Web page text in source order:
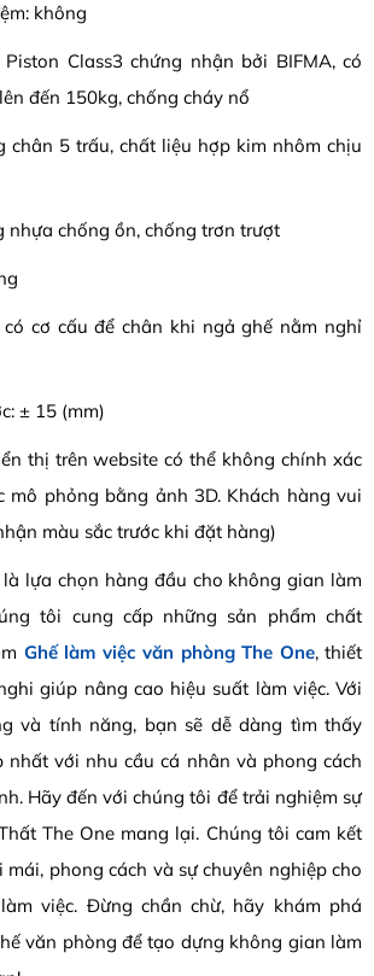
không
Class3 chứng nhận bởi BIFMA, có
đến 150kg, chống cháy nổ
chân 5 trấu, chất liệu hợp kim nhôm chịu
nhựa chống ồn, chống trơn trượt
có cơ cấu để chân khi ngả ghế nằm nghỉ
± 15 (mm)
thị trên website có thể không chính xác
mô phỏng bằng ảnh 3D. Khách hàng vui
màu sắc trước khi đặt hàng)
lựa chọn hàng đầu cho không gian làm
tôi cung cấp những sản phẩm chất
Ghế làm việc văn phòng The One, thiết
giúp nâng cao hiệu suất làm việc. Với
và tính năng, bạn sẽ dễ dàng tìm thấy
nhất với nhu cầu cá nhân và phong cách
Hãy đến với chúng tôi để trải nghiệm sự
The One mang lại. Chúng tôi cam kết
mái, phong cách và sự chuyên nghiệp cho
việc. Đừng chần chừ, hãy khám phá
văn phòng để tạo dựng không gian làm